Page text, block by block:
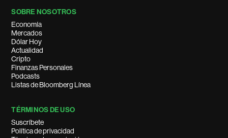
SOBRE NOSOTROS
Economía
Mercados
Dólar Hoy
Actualidad
Cripto
Finanzas Personales
Podcasts
Listas de Bloomberg Línea
TÉRMINOS DE USO
Suscríbete
Política de privacidad